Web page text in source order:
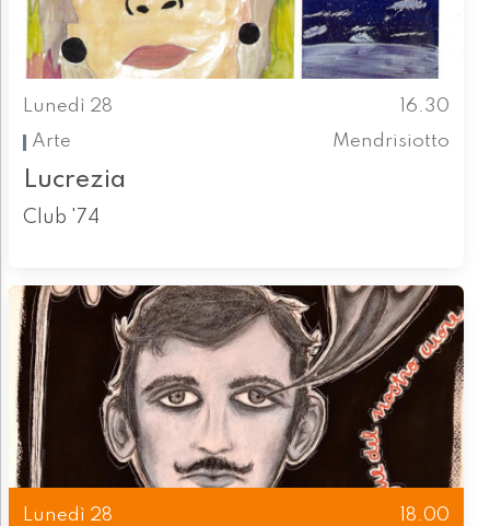
Lunedì 28
16.30
Arte
Mendrisiotto
Lucrezia
Club '74
Lunedì 28
18.00